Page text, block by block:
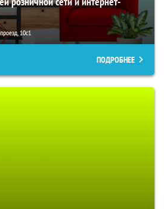
10с1
ПОДРОБНЕЕ